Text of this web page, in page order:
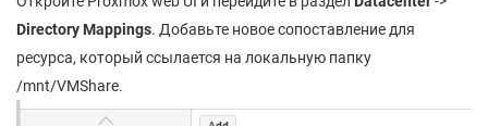
Directory Mappings. Добавьте новое сопоставление для
ресурса, который ссылается на локальную папку
/mnt/VMShare.